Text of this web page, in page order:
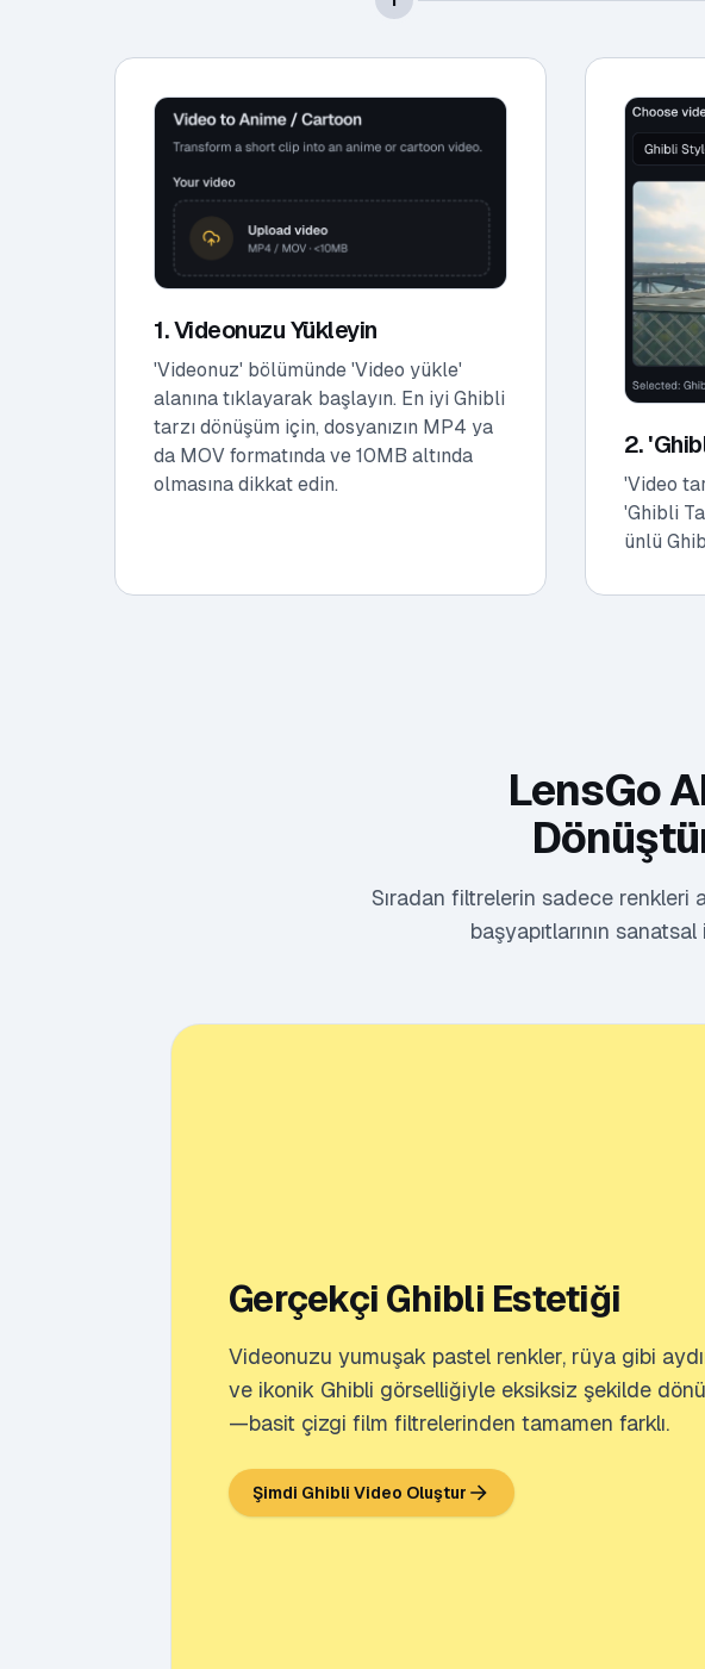
1. Videonuzu Yükleyin
'Videonuz' bölümünde 'Video yükle'
alanına tıklayarak başlayın. En iyi Ghibli
tarzı dönüşüm için, dosyanızın MP4 ya
da MOV formatında ve 10MB altında
olmasına dikkat edin.
2.
'Video
'Ghibli
ünlü
LensGo
Sıradan filtrelerin sadece renkleri
başyapıtlarının
Gerçekçi Ghibli Estetiği
Videonuzu yumuşak pastel renkler, rüya gibi
ve ikonik Ghibli görselliğiyle eksiksiz şekilde
—basit çizgi film filtrelerinden tamamen farklı.
Şimdi Ghibli Video Oluştur